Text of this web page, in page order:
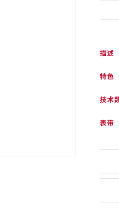
描述
特色
技术
表带